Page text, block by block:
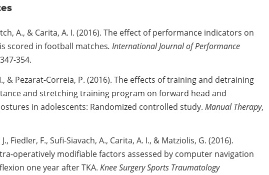
A., & Carita, A. I. (2016). The effect of performance indicators on
scored in football matches. International Journal of Performance
354.
& Pezarat-Correia, P. (2016). The effects of training and detraining
and stretching training program on forward head and
in adolescents: Randomized controlled study. Manual Therapy,
Fiedler, F., Sufi-Siavach, A., Carita, A. I., & Matziolis, G. (2016).
operatively modifiable factors assessed by computer navigation
one year after TKA. Knee Surgery Sports Traumatology